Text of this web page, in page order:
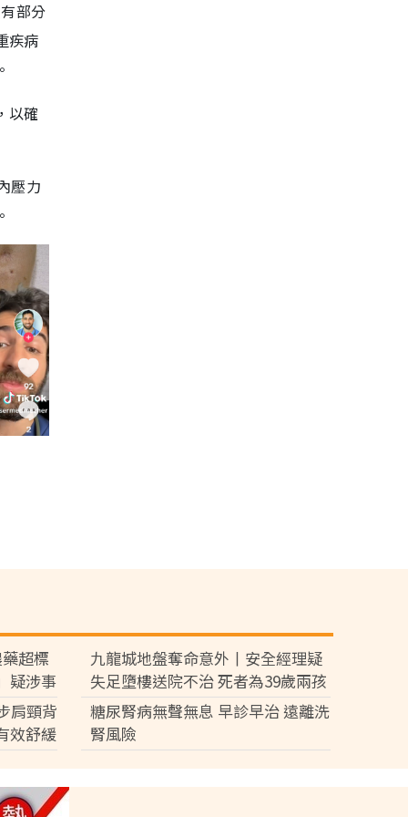
部分
疾病
以確
壓力
超標
疑涉事
九龍城地盤奪命意外丨安全經理疑
失足墮樓送院不治 死者為39歲兩孩
爸爸屬家庭支柱育7歲及3歲子女
肩頸背
效舒緩
糖尿腎病無聲無息 早診早治 遠離洗
腎風險